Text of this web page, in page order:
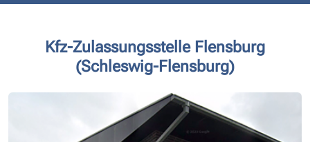
Kfz-Zulassungsstelle Flensburg
(Schleswig-Flensburg)